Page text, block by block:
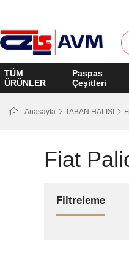
TÜM
ÜRÜNLER
Paspas
Çeşitleri
Anasayfa TABAN HALISI
Fiat
Filtreleme